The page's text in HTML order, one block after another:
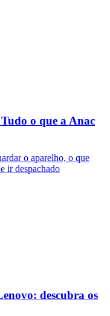
o que a Anac
o aparelho, o que
ir despachado
descubra os